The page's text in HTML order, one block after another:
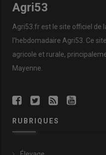
Agri53
Agri53.fr est le site officiel de
l’hebdomadaire Agri53. Ce
agricole et rurale,
Mayenne.
RUBRIQUES